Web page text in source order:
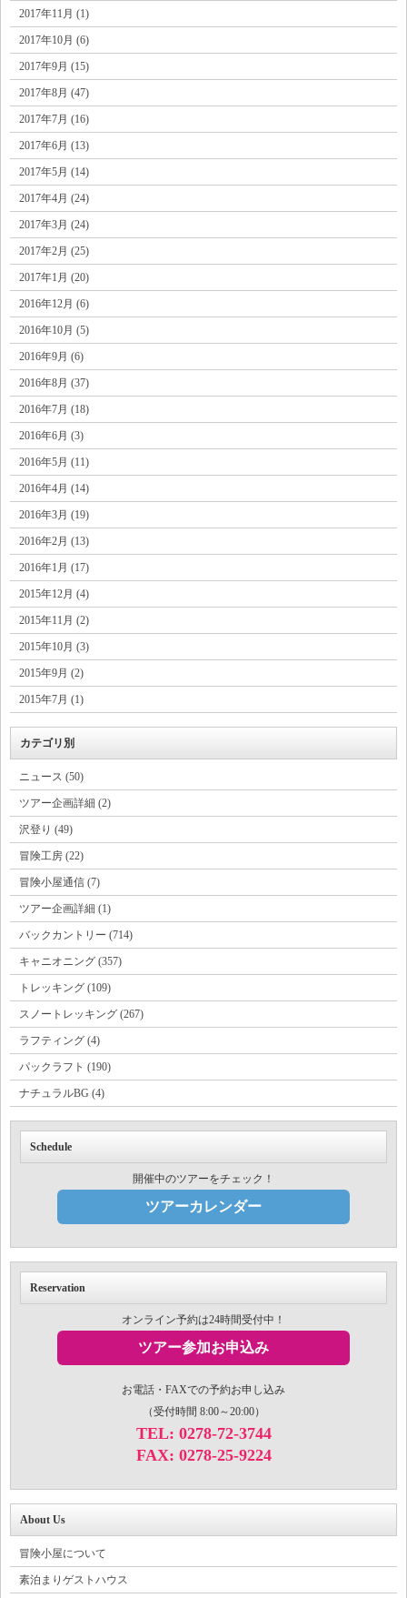
2017年11月 (1)
2017年10月 (6)
2017年9月 (15)
2017年8月 (47)
2017年7月 (16)
2017年6月 (13)
2017年5月 (14)
2017年4月 (24)
2017年3月 (24)
2017年2月 (25)
2017年1月 (20)
2016年12月 (6)
2016年10月 (5)
2016年9月 (6)
2016年8月 (37)
2016年7月 (18)
2016年6月 (3)
2016年5月 (11)
2016年4月 (14)
2016年3月 (19)
2016年2月 (13)
2016年1月 (17)
2015年12月 (4)
2015年11月 (2)
2015年10月 (3)
2015年9月 (2)
2015年7月 (1)
カテゴリ別
ニュース (50)
ツアー企画詳細 (2)
沢登り (49)
冒険工房 (22)
冒険小屋通信 (7)
ツアー企画詳細 (1)
バックカントリー (714)
キャニオニング (357)
トレッキング (109)
スノートレッキング (267)
ラフティング (4)
パックラフト (190)
ナチュラルBG (4)
Schedule
開催中のツアーをチェック！
ツアーカレンダー
Reservation
オンライン予約は24時間受付中！
ツアー参加お申込み
お電話・FAXでの予約お申し込み
（受付時間 8:00～20:00）
TEL: 0278-72-3744
FAX: 0278-25-9224
About Us
冒険小屋について
素泊まりゲストハウス